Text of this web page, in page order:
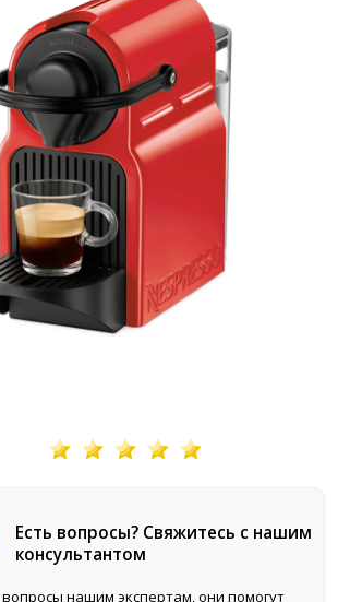
Есть вопросы? Свяжитесь с нашим
консультантом
нашим экспертам, они помогут